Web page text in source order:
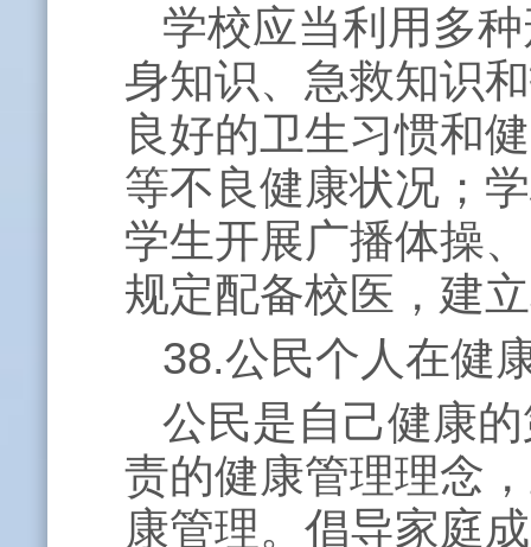
学校应当利用多
身知识、急救知识
良好的卫生习惯和
等不良健康状况；
学生开展广播体操
规定配备校医，建
38.公民个人在健
公民是自己健康
责的健康管理理念
康管理。倡导家庭